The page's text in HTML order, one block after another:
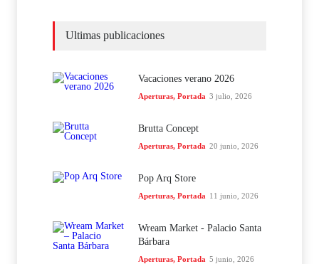
Ultimas publicaciones
Vacaciones verano 2026
Aperturas, Portada 3 julio, 2026
Brutta Concept
Aperturas, Portada 20 junio, 2026
Pop Arq Store
Aperturas, Portada 11 junio, 2026
Wream Market - Palacio Santa
Bárbara
Aperturas, Portada 5 junio, 2026